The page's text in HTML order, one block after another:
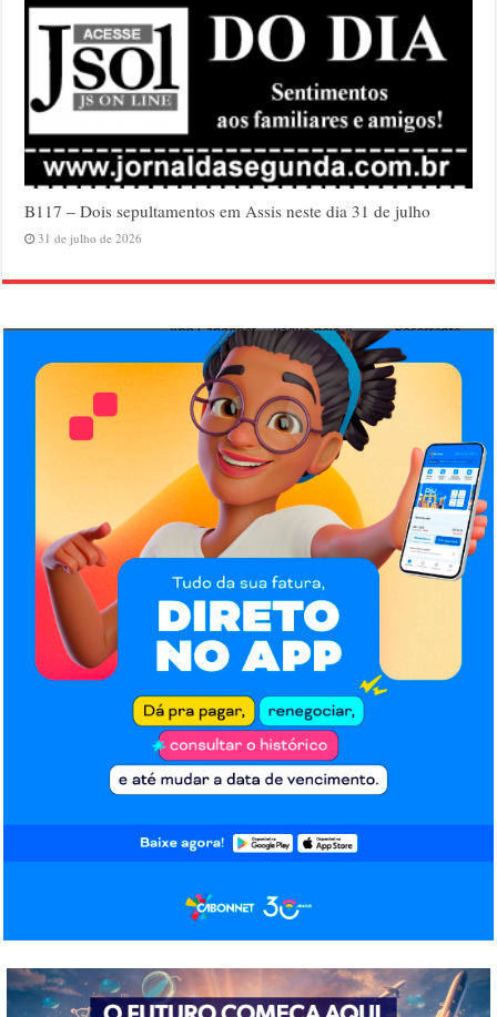
B117 – Dois sepultamentos em Assis neste dia 31 de julho
31 de julho de 2026